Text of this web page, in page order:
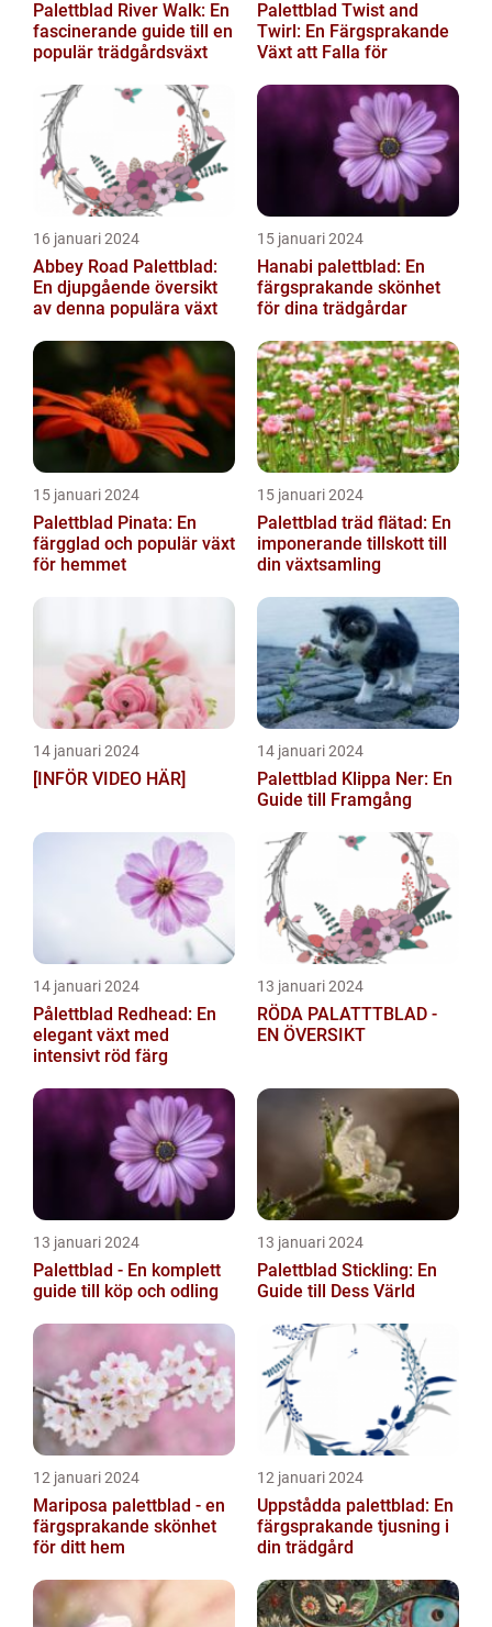
Palettblad River Walk: En
fascinerande guide till en
populär trädgårdsväxt
Palettblad Twist and
Twirl: En Färgsprakande
Växt att Falla för
16 januari 2024
Abbey Road Palettblad:
En djupgående översikt
av denna populära växt
15 januari 2024
Hanabi palettblad: En
färgsprakande skönhet
för dina trädgårdar
15 januari 2024
Palettblad Pinata: En
färgglad och populär växt
för hemmet
15 januari 2024
Palettblad träd flätad: En
imponerande tillskott till
din växtsamling
14 januari 2024
[INFÖR VIDEO HÄR]
14 januari 2024
Palettblad Klippa Ner: En
Guide till Framgång
14 januari 2024
Pålettblad Redhead: En
elegant växt med
intensivt röd färg
13 januari 2024
RÖDA PALATTTBLAD -
EN ÖVERSIKT
13 januari 2024
Palettblad - En komplett
guide till köp och odling
13 januari 2024
Palettblad Stickling: En
Guide till Dess Värld
12 januari 2024
Mariposa palettblad - en
färgsprakande skönhet
för ditt hem
12 januari 2024
Uppstådda palettblad: En
färgsprakande tjusning i
din trädgård